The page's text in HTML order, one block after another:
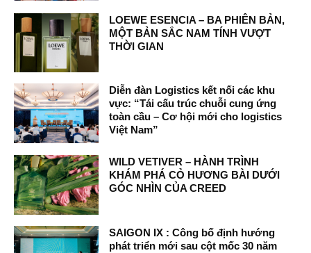
LOEWE ESENCIA – BA PHIÊN BẢN,
MỘT BẢN SẮC NAM TÍNH VƯỢT
THỜI GIAN
Diễn đàn Logistics kết nối các khu
vực: “Tái cấu trúc chuỗi cung ứng
toàn cầu – Cơ hội mới cho logistics
Việt Nam”
WILD VETIVER – HÀNH TRÌNH
KHÁM PHÁ CỎ HƯƠNG BÀI DƯỚI
GÓC NHÌN CỦA CREED
SAIGON IX : Công bố định hướng
phát triển mới sau cột mốc 30 năm